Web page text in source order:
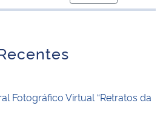
para área de
Fotográfico Virtual “Retratos da